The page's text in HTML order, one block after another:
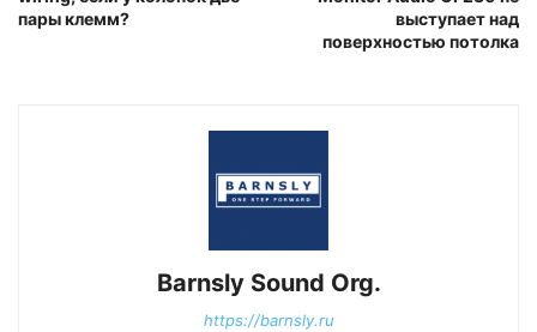
пары клемм?
выступает над
поверхностью потолка
Barnsly Sound Org.
https://barnsly.ru